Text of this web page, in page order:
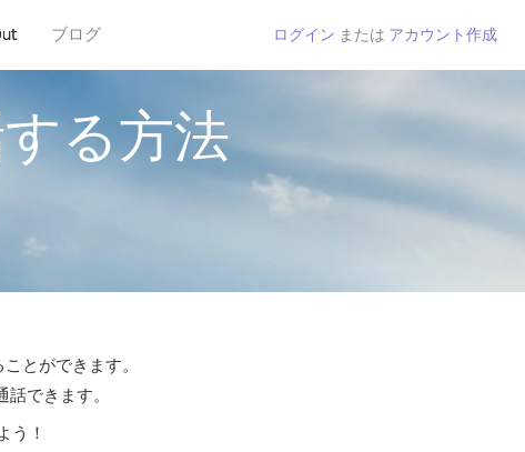
ブログ ログイン または アカウント作成
る方法
とができます。
できます。
う！